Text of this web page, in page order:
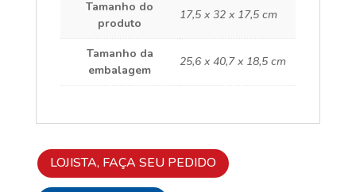
Tamanho do
produto
17,5 x 32 x 17,5 cm
Tamanho da
embalagem
25,6 x 40,7 x 18,5 cm
LOJISTA, FAÇA SEU PEDIDO